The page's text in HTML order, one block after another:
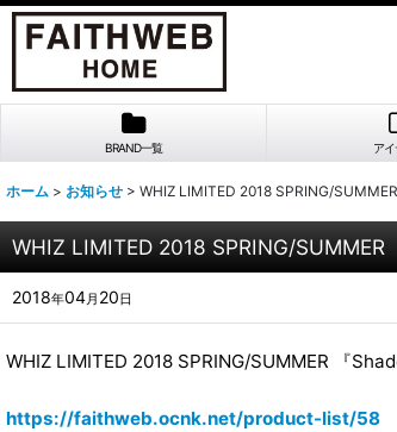
BRAND一覧 ア
ホーム > お知らせ > WHIZ LIMITED 2018 SPRING/
WHIZ LIMITED 2018 SPRING/SUMMER
2018年04月 20日
WHIZ LIMITED 2018 SPRING/SUMMER 『
https://faithweb.ocnk.net/product-list/58